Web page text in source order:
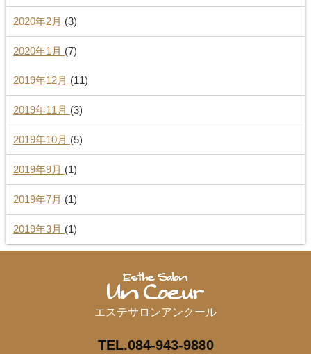
2020年2月 (3)
2020年1月 (7)
2019年12月 (11)
2019年11月 (3)
2019年10月 (5)
2019年9月 (1)
2019年7月 (1)
2019年3月 (1)
エステサロンアンクール
TEL.084-943-9880